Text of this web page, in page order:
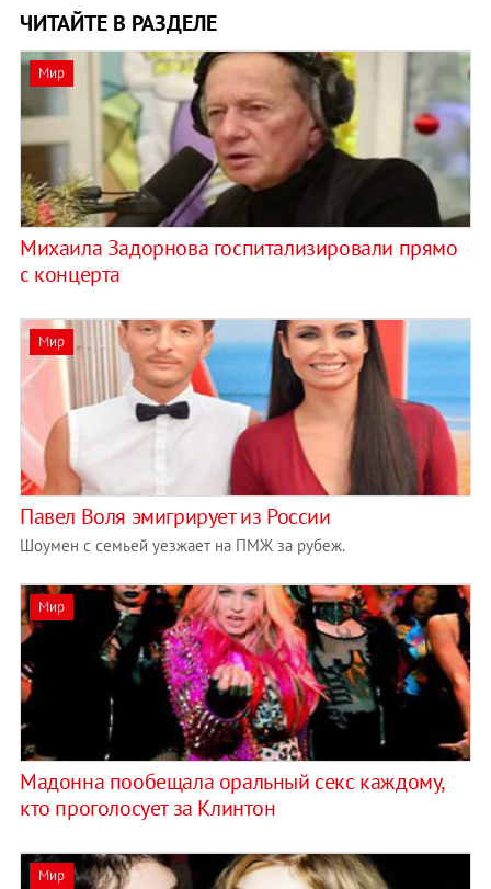
ЧИТАЙТЕ В РАЗДЕЛЕ
Мир
Михаила Задорнова госпитализировали прямо
с концерта
Мир
Павел Воля эмигрирует из России
Шоумен с семьей уезжает на ПМЖ за рубеж.
Мир
Мадонна пообещала оральный секс каждому,
кто проголосует за Клинтон
Мир